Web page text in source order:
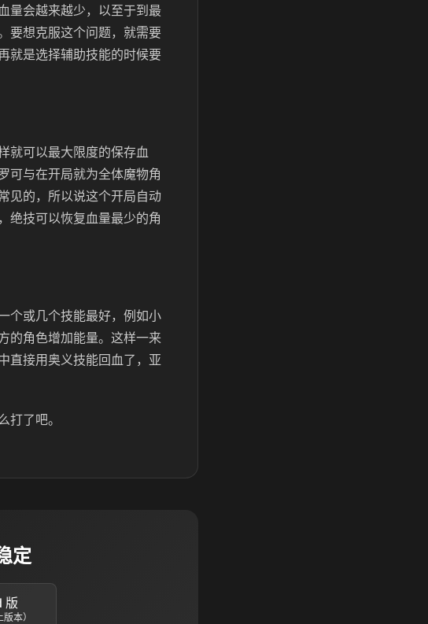
量会越来越少，以至于到最
要想克服这个问题，就需要
就是选择辅助技能的时候要
就可以最大限度的保存血
可与在开局就为全体魔物角
见的，所以说这个开局自动
绝技可以恢复血量最少的角
个或几个技能最好，例如小
的角色增加能量。这样一来
直接用奥义技能回血了，亚
了吧。
定
版
本）